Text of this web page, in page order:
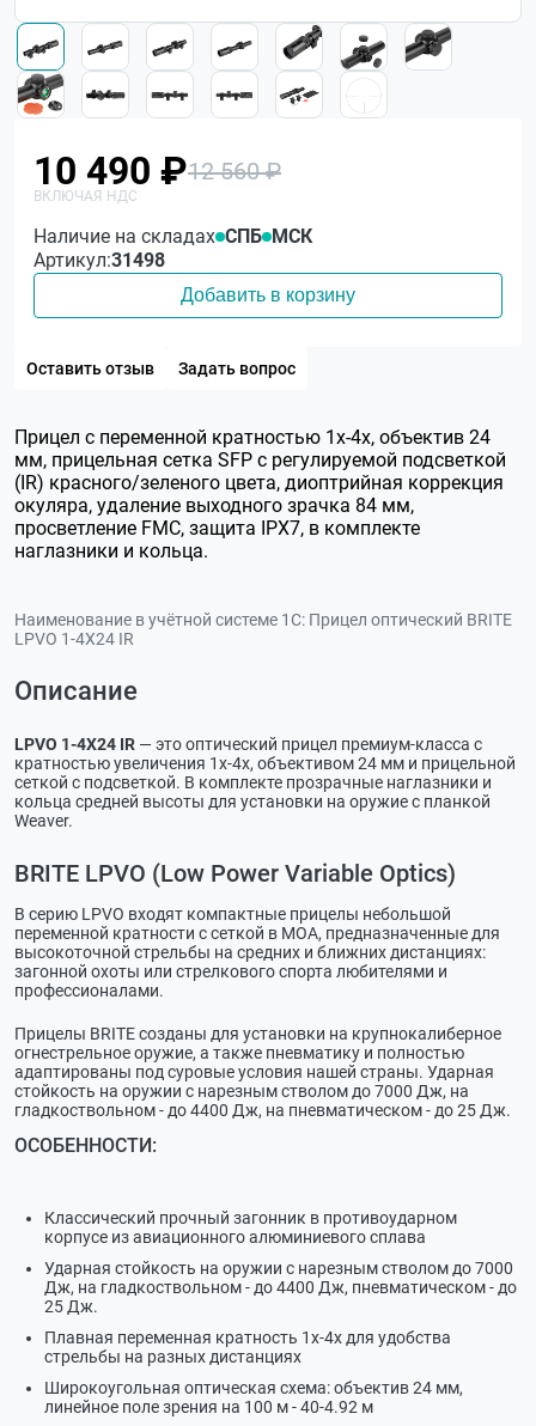
10 490 ₽12 560 ₽
Наличие на складах СПБ МСК
Артикул:31498
Добавить в корзину
Оставить отзыв Задать вопрос
Прицел с переменной кратностью 1х-4х, объектив 24
мм, прицельная сетка SFP с регулируемой подсветкой
(IR) красного/зеленого цвета, диоптрийная коррекция
окуляра, удаление выходного зрачка 84 мм,
просветление FMC, защита IPX7, в комплекте
наглазники и кольца.
Наименование в учётной системе 1С: Прицел оптический BRITE
LPVO 1-4X24 IR
Описание
LPVO 1-4X24 IR — это оптический прицел премиум-класса с
кратностью увеличения 1х-4х, объективом 24 мм и прицельной
сеткой с подсветкой. В комплекте прозрачные наглазники и
кольца средней высоты для установки на оружие с планкой
Weaver.
BRITE LPVO (Low Power Variable Optics)
В серию LPVO входят компактные прицелы небольшой
переменной кратности с сеткой в МОА, предназначенные для
высокоточной стрельбы на средних и ближних дистанциях:
загонной охоты или стрелкового спорта любителями и
профессионалами.
Прицелы BRITE созданы для установки на крупнокалиберное
огнестрельное оружие, а также пневматику и полностью
адаптированы под суровые условия нашей страны. Ударная
стойкость на оружии с нарезным стволом до 7000 Дж, на
гладкоствольном - до 4400 Дж, на пневматическом - до 25 Дж.
ОСОБЕННОСТИ:
Классический прочный загонник в противоударном
корпусе из авиационного алюминиевого сплава
Ударная стойкость на оружии с нарезным стволом до 7000
Дж, на гладкоствольном - до 4400 Дж, пневматическом - до
25 Дж.
Плавная переменная кратность 1х-4х для удобства
стрельбы на разных дистанциях
Широкоугольная оптическая схема: объектив 24 мм,
линейное поле зрения на 100 м - 40-4.92 м